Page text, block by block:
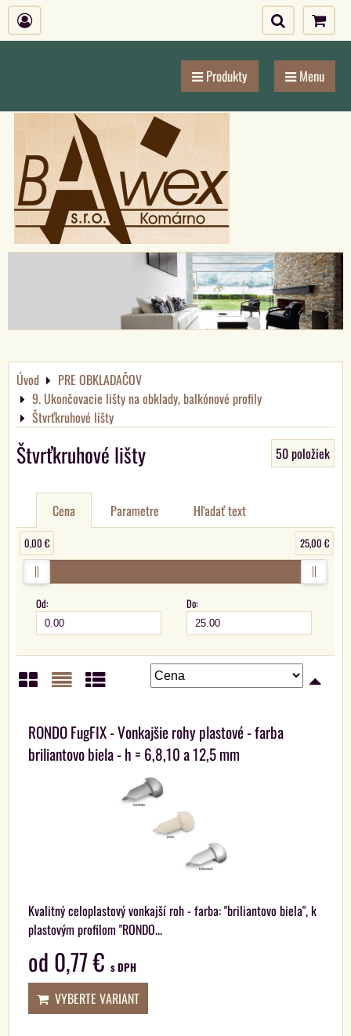
Produkty Menu
Úvod
PRE OBKLADAČOV
9. Ukončovacie lišty na obklady, balkónové profily
Štvrťkruhové lišty
Štvrťkruhové lišty 50položiek
Cena Parametre Hľadať text
Od: Do:
0,00 € 25,00 €
RONDO FugFIX - Vonkajšie rohy plastové - farba
briliantovo biela - h = 6,8,10 a 12,5 mm
Kvalitný celoplastový vonkajší roh - farba: "briliantovo biela", k
plastovým profilom "RONDO...
od 0,77 € s DPH
VYBERTE VARIANT